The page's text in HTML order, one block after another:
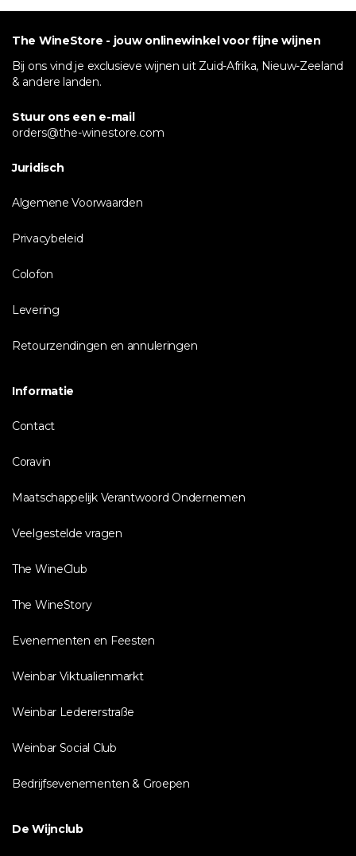
The WineStore - jouw onlinewinkel voor fijne wijnen
Bij ons vind je exclusieve wijnen uit Zuid-Afrika, Nieuw-Zeeland
& andere landen.
Stuur ons een e-mail
orders@the-winestore.com
Juridisch
Algemene Voorwaarden
Privacybeleid
Colofon
Levering
Retourzendingen en annuleringen
Informatie
Contact
Coravin
Maatschappelijk Verantwoord Ondernemen
Veelgestelde vragen
The WineClub
The WineStory
Evenementen en Feesten
Weinbar Viktualienmarkt
Weinbar Ledererstraße
Weinbar Social Club
Bedrijfsevenementen & Groepen
De Wijnclub